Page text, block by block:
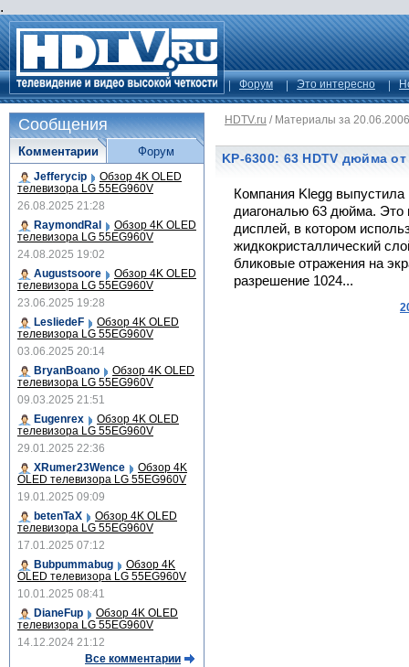
.
Форум Это интересно
HDTV.ru / Материалы за 20.06.2006
KP-6300: 63 HDTV дюйма
Компания Klegg
диагональю 63 дюйма. Это
дисплей, в котором
жидкокристаллический
бликовые отражения на
разрешение 1024...
Сообщения
Комментарии
Jefferycip Обзор 4K OLED
телевизора LG 55EG960V
26.08.2025 21:28
RaymondRal
Обзор 4K OLED
телевизора LG 55EG960V
24.08.2025 19:02
Augustsoore
Обзор 4K OLED
телевизора LG 55EG960V
23.06.2025 19:28
LesliedeF
Обзор 4K OLED
телевизора LG 55EG960V
03.06.2025 20:14
BryanBoano
Обзор 4K OLED
телевизора LG 55EG960V
09.03.2025 21:51
Eugenrex
Обзор 4K OLED
телевизора LG 55EG960V
29.01.2025 22:36
XRumer23Wence
Обзор 4K
OLED телевизора LG 55EG960V
19.01.2025 09:09
betenTaX
Обзор 4K OLED
телевизора LG 55EG960V
17.01.2025 07:12
Bubpummabug
Обзор 4K
OLED телевизора LG 55EG960V
10.01.2025 08:41
DianeFup
Обзор 4K OLED
телевизора LG 55EG960V
14.12.2024 21:12
Все комментарии
Форум